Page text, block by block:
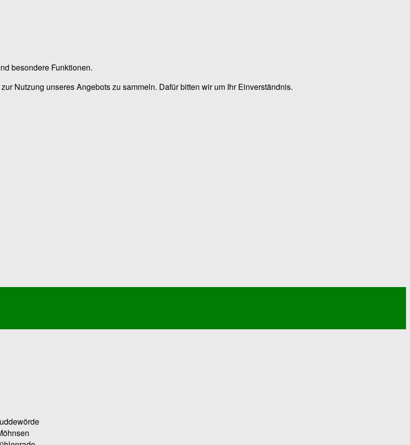
besondere Funktionen.
Nutzung unseres Angebots zu sammeln. Dafür bitten wir um Ihr Einverständnis.